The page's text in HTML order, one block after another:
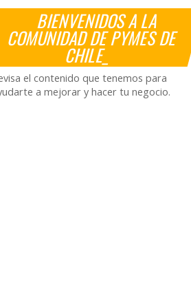
BIENVENIDOS A LA
COMUNIDAD DE PYMES DE
CHILE_
el contenido que tenemos para
a mejorar y hacer tu negocio.